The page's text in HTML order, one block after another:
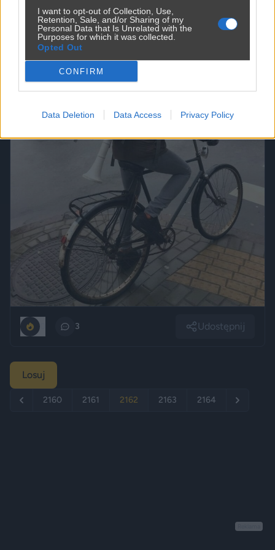
I want to opt-out of Collection, Use,
Retention, Sale, and/or Sharing of my
Personal Data that Is Unrelated with the
Purposes for which it was collected.
Opted Out
CONFIRM
Data Deletion Data Access Privacy Policy
3 Udostępnij
Losuj
2160 2161 2162 2163 2164